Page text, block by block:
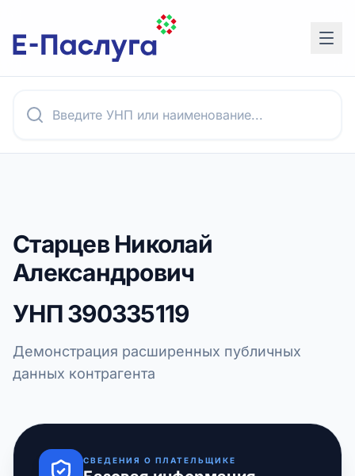
Старцев Николай
Александрович
УНП390335119
Демонстрация расширенных публичных
данных контрагента
СВЕДЕНИЯ О ПЛАТЕЛЬЩИКЕ